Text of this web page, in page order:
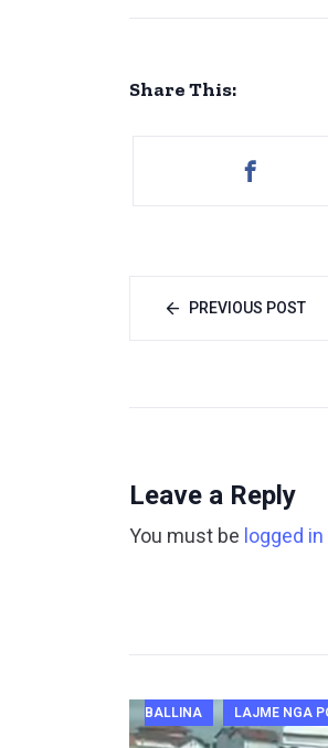
Share This:
PREVIOUS POST
Leave a Reply
You must be logged in
BALLINA LAJME NGA